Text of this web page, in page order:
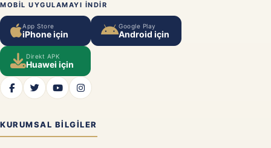
MOBIL UYGULAMAYI INDIR
App Store
iPhone için
Google Play
Android için
Direkt APK
Huawei için
KURUMSAL BILGILER